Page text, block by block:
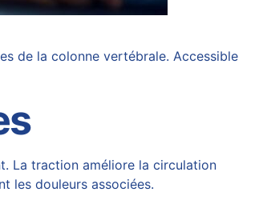
de la colonne vertébrale. Accessible
La traction améliore la circulation
les douleurs associées.